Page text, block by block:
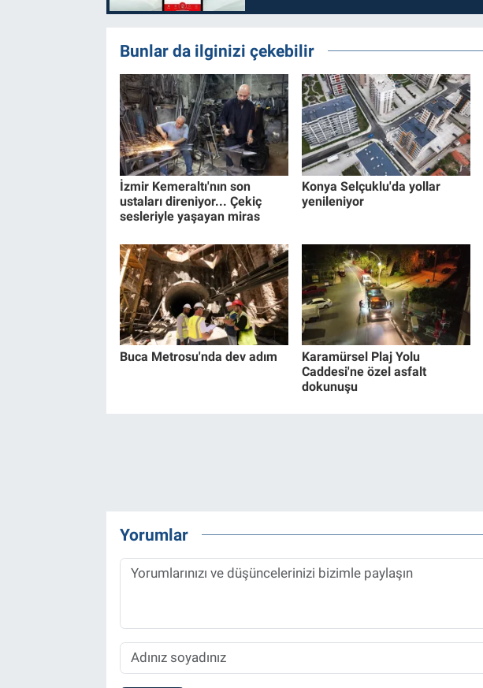
Bunlar da ilginizi çekebilir
İzmir Kemeraltı'nın son
ustaları direniyor... Çekiç
sesleriyle yaşayan miras
Konya Selçuklu'da yollar
yenileniyor
Buca Metrosu'nda dev adım
Karamürsel Plaj Yolu
Caddesi'ne özel asfalt
dokunuşu
Yorumlar